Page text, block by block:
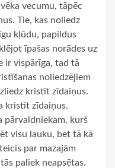
vecumu, tāpēc
Tie, kas noliedz
kļūdu, papildus
īpašas norādes uz
ir vispārīga, tad tā
noliedzējiem
kristīt zīdaiņus.
kristīt zīdaiņus.
pārvaldniekam, kurš
visu lauku, bet tā kā
par mazajām
paliek neapsētas.